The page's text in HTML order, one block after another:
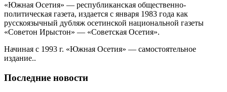
«Южная Осетия» — республиканская общественно-
политическая газета, издается с января 1983 года как
русскоязычный дубляж осетинской национальной газеты
«Советон Ирыстон» — «Советская Осетия».
Начиная с 1993 г. «Южная Осетия» — самостоятельное
издание..
Последние новости